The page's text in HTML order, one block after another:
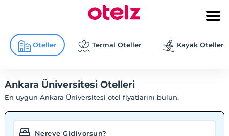
Oteller Termal Oteller Kayak Otelleri
Ankara Üniversitesi Otelleri
En uygun Ankara Üniversitesi otel fiyatlarını bulun.